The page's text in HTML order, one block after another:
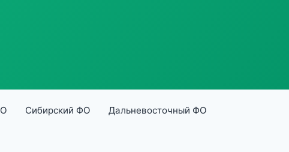
Сибирский ФО Дальневосточный ФО